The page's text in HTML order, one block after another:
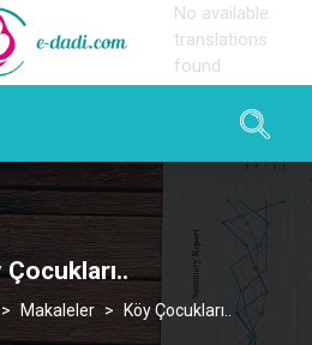
Çocukları..
> Makaleler > Köy Çocukları..
No available
translations
found